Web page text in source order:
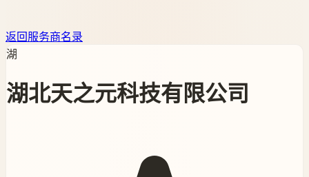
返回服务商名录
湖
湖北天之元科技有限公司